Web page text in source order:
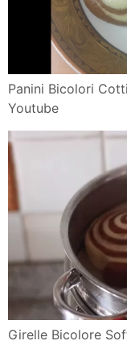
Panini Bicolori
Youtube
Girelle Bicolore